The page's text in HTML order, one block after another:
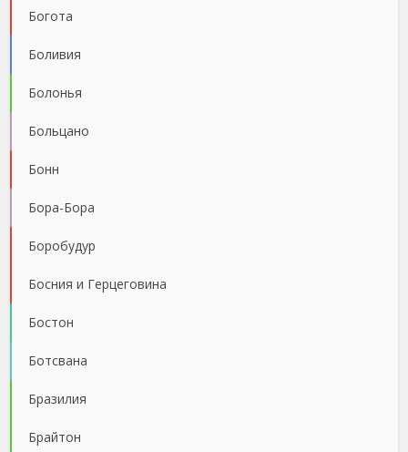
Богота
Боливия
Болонья
Больцано
Бонн
Бора-Бора
Боробудур
Босния и Герцеговина
Бостон
Ботсвана
Бразилия
Брайтон